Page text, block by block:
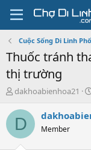
Cuộc Sống Di Linh Phố
Thuốc tránh
thị trường
T
r
a
dakhoabienhoa21
D Member